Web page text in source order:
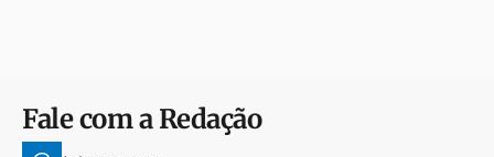
Fale com a Redação